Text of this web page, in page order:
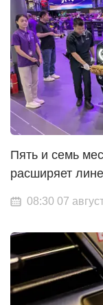
Пять и семь
расширяет
08:30 07